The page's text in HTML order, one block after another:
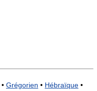
• Grégorien • Hébraïque •